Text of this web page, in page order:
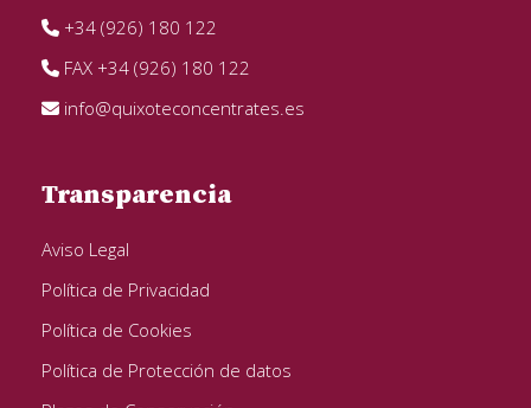
+34 (926) 180 122
FAX +34 (926) 180 122
info@quixoteconcentrates.es
Transparencia
Aviso Legal
Política de Privacidad
Política de Cookies
Política de Protección de datos